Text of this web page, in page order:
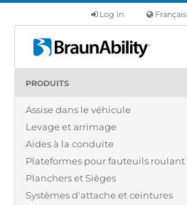
Français
Log in
Produits
Véhicules utilitaires
Nous
Trouver un revendeur
PRODUITS
Assise dans le véhicule
Levage et arrimage
Aides à la conduite
Plateformes pour fauteuils roulant
Planchers et Sièges
Systèmes d'attache et ceintures